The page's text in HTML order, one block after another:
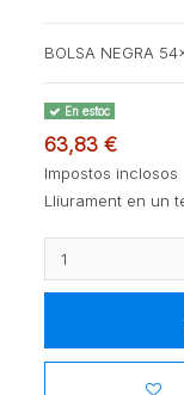
BOLSA NEGRA
En estoc
63,83 €
Impostos inclosos
Lliurament en un